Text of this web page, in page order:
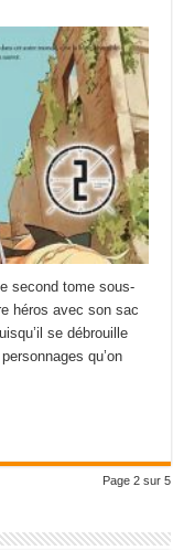
second tome sous-
héros avec son sac
se débrouille
qu’on
Page 2 sur 5